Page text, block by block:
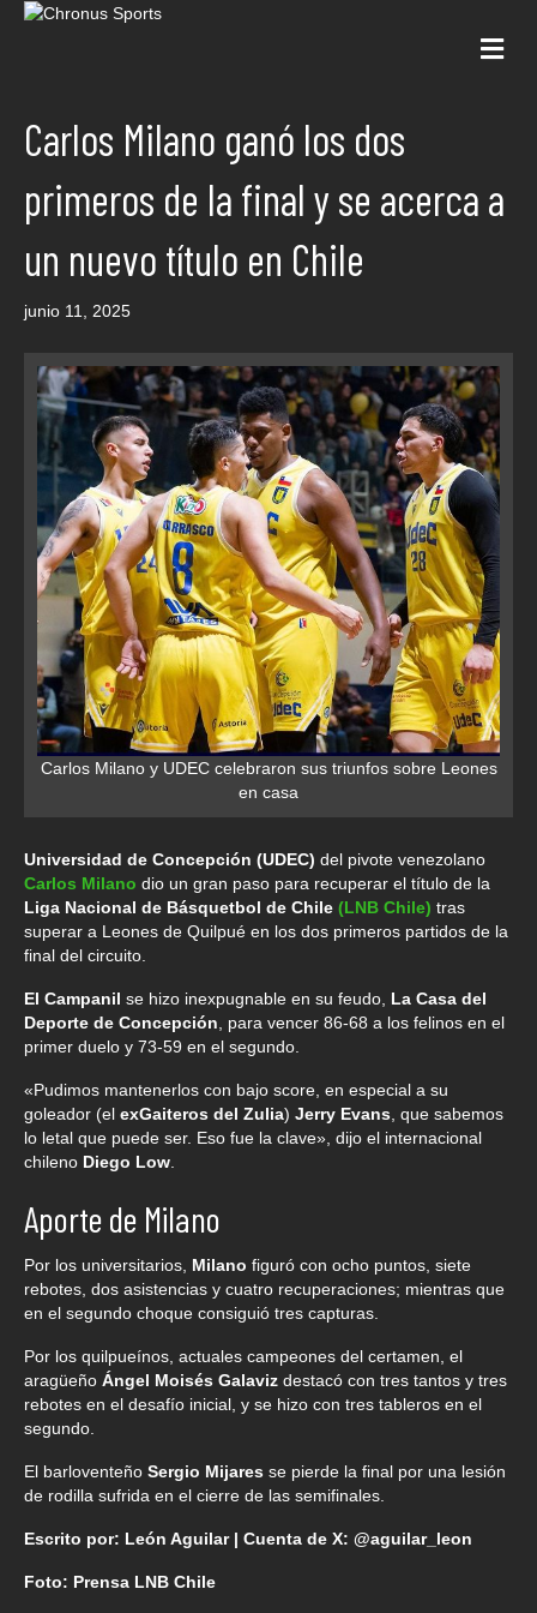
Carlos Milano ganó los dos
primeros de la final y se acerca a
un nuevo título en Chile
junio 11, 2025
Carlos Milano y UDEC celebraron sus triunfos sobre Leones
en casa
Universidad de Concepción (UDEC) del pivote venezolano
Carlos Milano dio un gran paso para recuperar el título de la
Liga Nacional de Básquetbol de Chile (LNB Chile) tras
superar a Leones de Quilpué en los dos primeros partidos de la
final del circuito.
El Campanil se hizo inexpugnable en su feudo, La Casa del
Deporte de Concepción , para vencer 86-68 a los felinos en el
primer duelo y 73-59 en el segundo.
«Pudimos mantenerlos con bajo score, en especial a su
goleador (el exGaiteros del Zulia) Jerry Evans , que sabemos
lo letal que puede ser. Eso fue la clave», dijo el internacional
chileno Diego Low
Aporte de Milano
Por los universitarios, Milano figuró con ocho puntos, siete
rebotes, dos asistencias y cuatro recuperaciones; mientras que
en el segundo choque consiguió tres capturas.
Por los quilpueínos, actuales campeones del certamen, el
aragüeño Ángel Moisés Galaviz destacó con tres tantos y tres
rebotes en el desafío inicial, y se hizo con tres tableros en el
segundo.
El barloventeño Sergio Mijares se pierde la final por una lesión
de rodilla sufrida en el cierre de las semifinales.
Escrito por: León Aguilar | Cuenta de X: @aguilar_leon
Foto: Prensa LNB Chile